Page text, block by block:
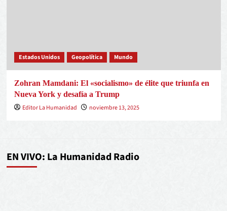
Estados Unidos Geopolítica Mundo
Zohran Mamdani: El «socialismo» de élite que triunfa en
Nueva York y desafía a Trump
Editor La Humanidad
noviembre 13, 2025
EN VIVO: La Humanidad Radio